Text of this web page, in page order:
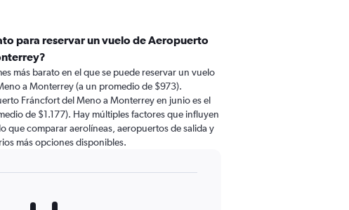
para reservar un vuelo de Aeropuerto
más barato en el que se puede reservar un vuelo
a Monterrey (a un promedio de $973).
Fráncfort del Meno a Monterrey en junio es el
de $1.177). Hay múltiples factores que influyen
que comparar aerolíneas, aeropuertos de salida y
más opciones disponibles.